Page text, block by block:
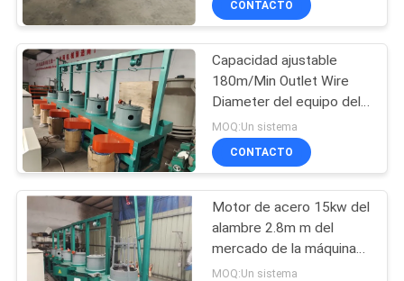
EN
CONTACTO
CON
PIDA
UNA
CITA
MAPA
soldadora del panel
de malla
máquina fija de la
cerca del nudo
33
CONTACTO
Capacidad ajustable
180m/Min Outlet Wire
Diameter del equipo del
trefilado de la velocidad
2.8m m
MOQ:Un sistema
CONTACTO
Motor de acero 15kw del
alambre 2.8m m del
mercado de la máquina
del trefilado del Plc del
MOQ:Un sistema